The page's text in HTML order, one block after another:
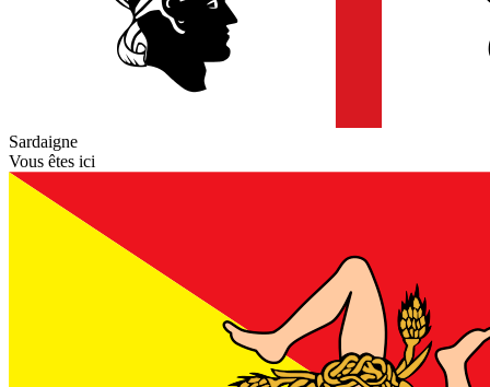
Sardaigne
Vous êtes ici